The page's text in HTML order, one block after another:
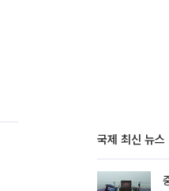
국제 최신 뉴스